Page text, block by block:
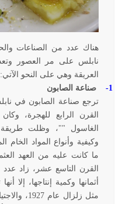
هناك عدد من الصناعات
نابلس على مر العصور
العريقة وهي على النحو الآتي:
1-
صناعة الصابون
ترجع صناعة الصابون في
القرن الرابع للهجرة،
الغاسول ""، وظلت طريقة
وكيفية وأنواع المواد
ما كانت عليه من العهد
القرن التاسع عشر، زاد
أثمانها وكمية إنتاجها، إلا